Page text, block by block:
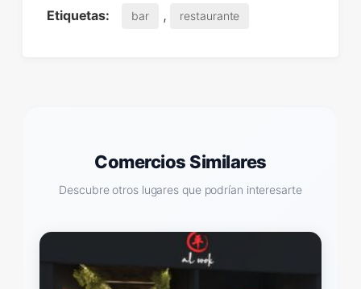
Etiquetas: bar , restaurante
Comercios Similares
Descubre otros lugares que podrían interesarte